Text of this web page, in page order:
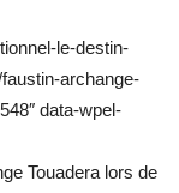
le-destin-
archange-
data-wpel-